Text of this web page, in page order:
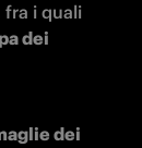
fra i quali
dei
dei